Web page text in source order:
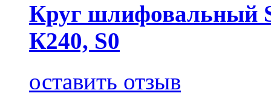
Круг шлифовальный
К240, S0
оставить отзыв